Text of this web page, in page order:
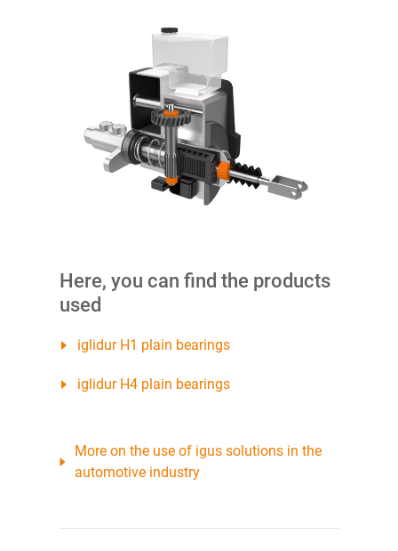
Here, you can find the products
used
iglidur H1 plain bearings
iglidur H4 plain bearings
More on the use of igus solutions in the
automotive industry